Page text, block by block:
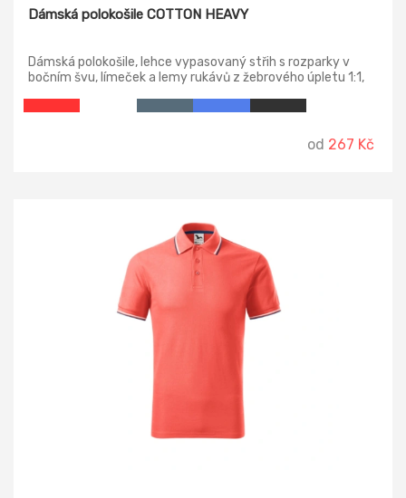
Dámská polokošile COTTON HEAVY
Dámská polokošile, lehce vypasovaný střih s rozparky v
bočním švu, límeček a lemy rukávů z žebrového úpletu 1:1,
od 267 Kč